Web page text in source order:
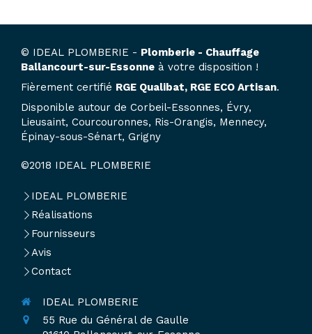
© IDEAL PLOMBERIE - Plomberie - Chauffage
Ballancourt-sur-Essonne à votre disposition !
Fièrement certifié RGE Qualibat, RGE ECO Artisan.
Disponible autour de Corbeil-Essonnes, Évry,
Lieusaint, Courcouronnes, Ris-Orangis, Mennecy,
Épinay-sous-Sénart, Grigny
©2018 IDEAL PLOMBERIE
IDEAL PLOMBERIE
Réalisations
Fournisseurs
Avis
Contact
IDEAL PLOMBERIE
55 Rue du Général de Gaulle